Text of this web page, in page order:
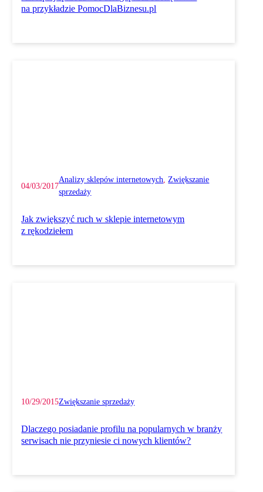
na przykładzie PomocDlaBiznesu.pl
04/03/2017
Analizy sklepów internetowych
Zwiększanie
sprzedaży
Jak zwiększyć ruch w sklepie internetowym
z rękodziełem
10/29/2015Zwiększanie sprzedaży
Dlaczego posiadanie profilu na popularnych w branży
serwisach nie przyniesie ci nowych klientów?